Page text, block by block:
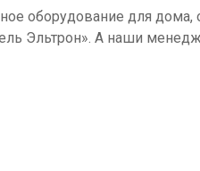
оборудование для
Эльтрон». А наши